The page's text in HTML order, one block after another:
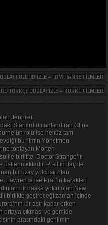
FULL HD İZLE – TOM HANKS FILMLERI
TÜRKÇE DUBLAJ İZLE – KORKU FILMLERI
Jennifer
Starlord’u canlandıran Chris
rolü ise henüz tam
bu filmin Yönetmen
toplayan Morten
ile birlikte Doctor Strange’in
üstlenmektedir. Pratt’in ilaç ile
bir uzay yolcusu olan
Lawrence ise Pratt’in karakteri
bir başka yolcu olan New
birlikte geçireceği zaman içinde
bir asır kadar erken
ortaya çıkması ve gemide
arasındaki gerilimin